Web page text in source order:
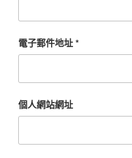
電子郵件地址*
個人網站網址